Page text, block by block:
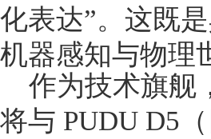
化表达”。这既
机器感知与物理
作为技术旗舰
将与 PUDU D5